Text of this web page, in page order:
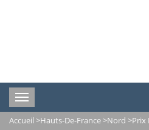
Toggle
navigation
Accueil >Hauts-De-France>Nord >Prix